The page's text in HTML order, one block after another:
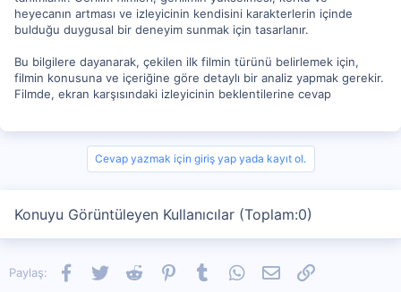
heyecanın artması ve izleyicinin kendisini karakterlerin içinde
bulduğu duygusal bir deneyim sunmak için tasarlanır.
Bu bilgilere dayanarak, çekilen ilk filmin türünü belirlemek için,
filmin konusuna ve içeriğine göre detaylı bir analiz yapmak gerekir.
Filmde, ekran karşısındaki izleyicinin beklentilerine cevap
Cevap yazmak için giriş yap yada kayıt ol.
Konuyu Görüntüleyen Kullanıcılar (Toplam:0)
Paylaş: Facebook
TwitterReddit PinterestTumblrWhatsApp
E-postaLink